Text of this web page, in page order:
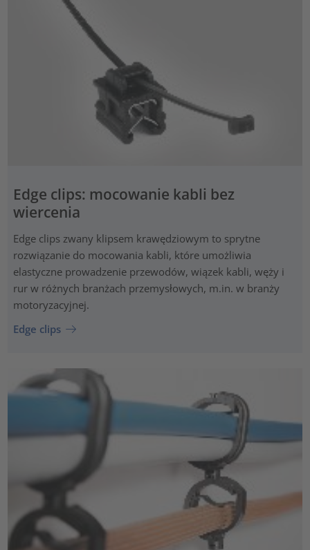
Edge clips: mocowanie kabli bez
wiercenia
Edge clips zwany klipsem krawędziowym to sprytne
rozwiązanie do mocowania kabli, które umożliwia
elastyczne prowadzenie przewodów, wiązek kabli, węży i
rur w różnych branżach przemysłowych, m.in. w branży
motoryzacyjnej.
Edge clips